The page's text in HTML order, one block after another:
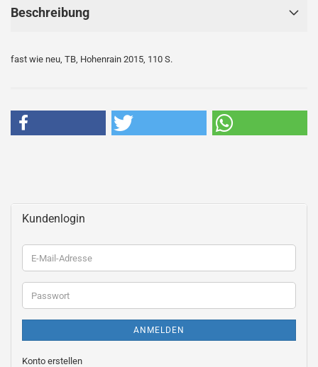
Beschreibung
fast wie neu, TB, Hohenrain 2015, 110 S.
Kundenlogin
E-
Mail-
Adresse
Passwort
ANMELDEN
Konto erstellen